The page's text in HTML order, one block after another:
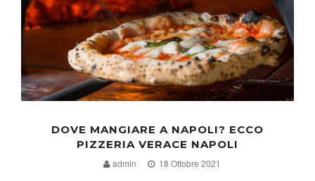
DOVE MANGIARE A NAPOLI? ECCO
PIZZERIA VERACE NAPOLI
admin 18 Ottobre 2021